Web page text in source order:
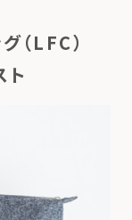
（LFC）